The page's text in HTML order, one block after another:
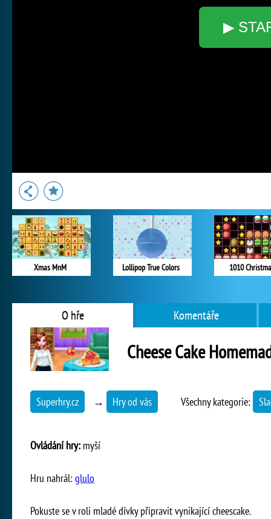
▶
Xmas MnM Lollipop True Colors 1010
O hře Komentáře
Cheese Cake
Superhry.cz → Hry od vás Všechny kategorie:
Ovládání hry: myší
Hru nahrál: glulo
Pokuste se v roli mladé dívky připravit vynikající cheescake.